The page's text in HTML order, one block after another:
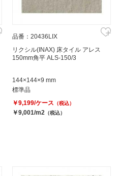
品番：20436LIX
リクシル(INAX) 床タイル アレス
150mm角平 ALS-150/3
144×144×9 mm
標準品
￥9,199/ケース （税込）
￥9,001/m2 （税込）